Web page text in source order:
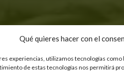
Qué quieres hacer con el
experiencias, utilizamos tecnologías
de estas tecnologías nos permitirá